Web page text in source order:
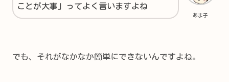
あま子
ことが大事」ってよく言いますよね
でも、それがなかなか簡単にできないんですよね。